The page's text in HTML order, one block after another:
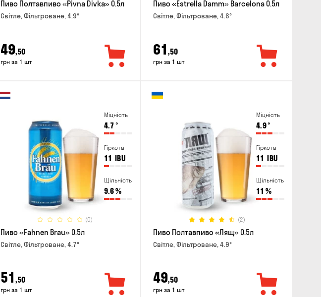
Пиво Полтавпиво «Pivna Divka» 0.5л
Світле, Фільтроване, 4.9°
49,50
грн за 1 шт
Пиво «Estrella Damm» Barcelona 0.5л
Світле, Фільтроване, 4.6°
61 ,50
грн за 1 шт
Міцність
4.7°
Гіркота
11 IBU
Щільність
9.6%
(0)
Пиво «Fahnen Brau» 0.5л
Світле, Фільтроване, 4.7°
51 ,50
грн за 1 шт
Міцність
4.9°
Гіркота
11 IBU
Щільність
11 %
(2)
Пиво Полтавпиво «Лящ» 0.5л
Світле, Фільтроване, 4.9°
49,50
грн за 1 шт